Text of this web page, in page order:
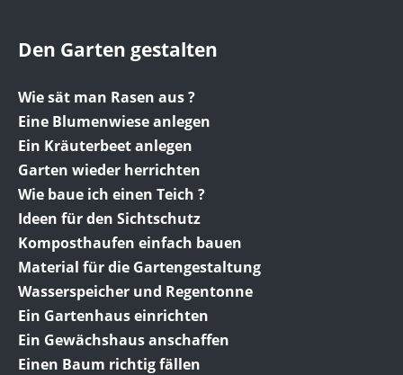
Den Garten gestalten
Wie sät man Rasen aus ?
Eine Blumenwiese anlegen
Ein Kräuterbeet anlegen
Garten wieder herrichten
Wie baue ich einen Teich ?
Ideen für den Sichtschutz
Komposthaufen einfach bauen
Material für die Gartengestaltung
Wasserspeicher und Regentonne
Ein Gartenhaus einrichten
Ein Gewächshaus anschaffen
Einen Baum richtig fällen